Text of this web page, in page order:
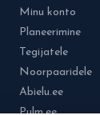
Minu konto
Planeerimine
Tegijatele
Noorpaaridele
Abielu.ee
Pulm.ee